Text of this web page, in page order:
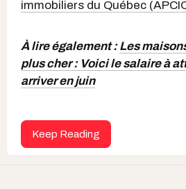
immobiliers du Québec
À lire également :Les
plus cher : Voici le salaire à
arriver en juin
Keep Reading